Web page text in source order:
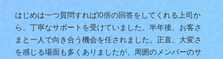
はじめは一つ質問すれば10倍の回答をしてくれる上司か
ら、丁寧なサポートを受けていました。半年後、お客さ
まと一人で向き合う機会を任されました。正直、大変さ
を感じる場面も多くありましたが、周囲のメンバーのサ